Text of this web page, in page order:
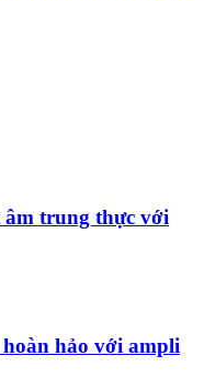
trung thực với
hảo với ampli